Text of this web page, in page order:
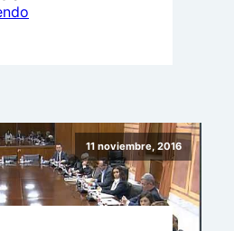
las
activistas
que
trabajan
por
11 noviembre, 2016